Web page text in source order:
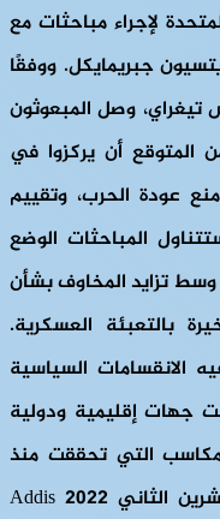
لإجراء مباحثات مع
جبريمايكل. ووفقًا
وصل المبعوثون
ومن المتوقع أن يركزوا في
عودة الحرب، وتقييم
المباحثات الوضع
تزايد المخاوف بشأن
بالتعبئة العسكرية.
الانقسامات السياسية
جهات إقليمية ودولية
التي تحققت منذ
توقيع اتفاقية بريتوريا في نوفمبر/تشرين الثاني 2022 Addis